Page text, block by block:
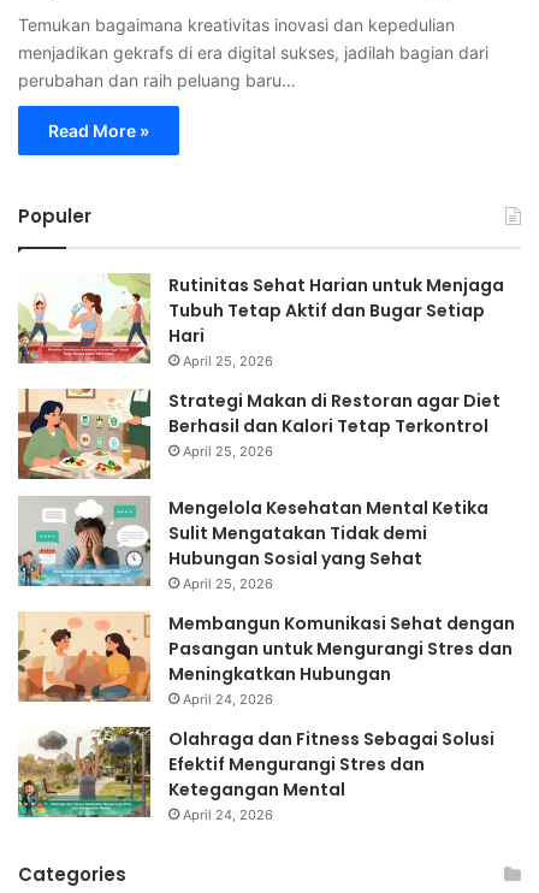
Temukan bagaimana kreativitas inovasi dan kepedulian
menjadikan gekrafs di era digital sukses, jadilah bagian dari
perubahan dan raih peluang baru…
Read More »
Populer
Rutinitas Sehat Harian untuk Menjaga
Tubuh Tetap Aktif dan Bugar Setiap
Hari
April 25, 2026
Strategi Makan di Restoran agar Diet
Berhasil dan Kalori Tetap Terkontrol
April 25, 2026
Mengelola Kesehatan Mental Ketika
Sulit Mengatakan Tidak demi
Hubungan Sosial yang Sehat
April 25, 2026
Membangun Komunikasi Sehat dengan
Pasangan untuk Mengurangi Stres dan
Meningkatkan Hubungan
April 24, 2026
Olahraga dan Fitness Sebagai Solusi
Efektif Mengurangi Stres dan
Ketegangan Mental
April 24, 2026
Categories